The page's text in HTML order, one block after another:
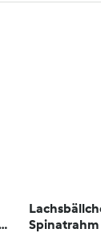
Spinatrahm